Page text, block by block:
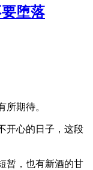
堕落
所期待。
开心的日子，这段
暂，也有新酒的甘